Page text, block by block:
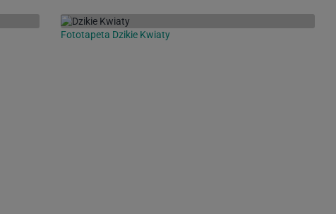
Fototapeta Dzikie Kwiaty